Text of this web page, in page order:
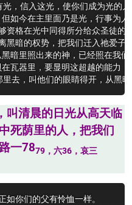
，信入这光，使你们成为光的
如今在主里面乃是光，行事为
资格在光中同得所分给众圣徒的
黑暗的权势，把我们迁入祂爱子
暗里照出来的神，已经照在我
瓦器里，要显明这超越的能力
去，叫他们的眼睛得开，从黑
叫清晨的日光从高天临
死荫里的人，把我们
一7879，六36，哀三
如你们的父有怜恤一样。